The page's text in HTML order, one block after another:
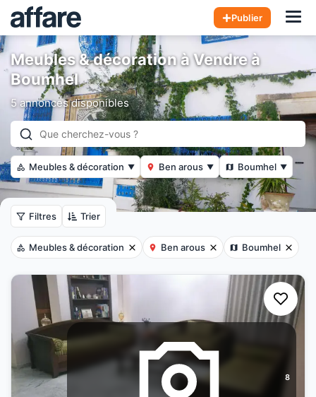
Publier
Meubles & décoration à Vendre à
Boumhel
5 annonces disponibles
Meubles & décoration ▼ Ben arous ▼ Boumhel ▼
Filtres Trier
Meubles & décoration Ben arous Boumhel
8